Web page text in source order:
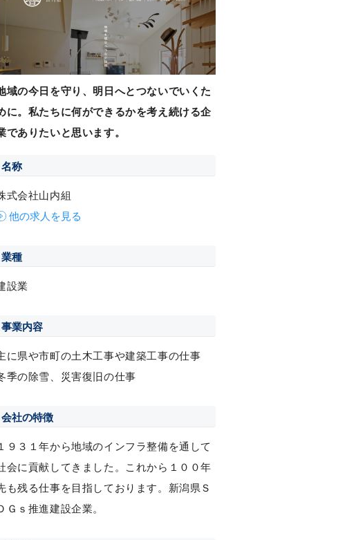
域の今日を守り、明日へとつないでいくた
に。私たちに何ができるかを考え続ける企
でありたいと思います。
名称
式会社山内組
他の求人を見る
業種
設業
事業内容
に県や市町の土木工事や建築工事の仕事
季の除雪、災害復旧の仕事
会社の特徴
９３１年から地域のインフラ整備を通して
会に貢献してきました。これから１００年
も残る仕事を目指しております。新潟県Ｓ
Ｇｓ推進建設企業。